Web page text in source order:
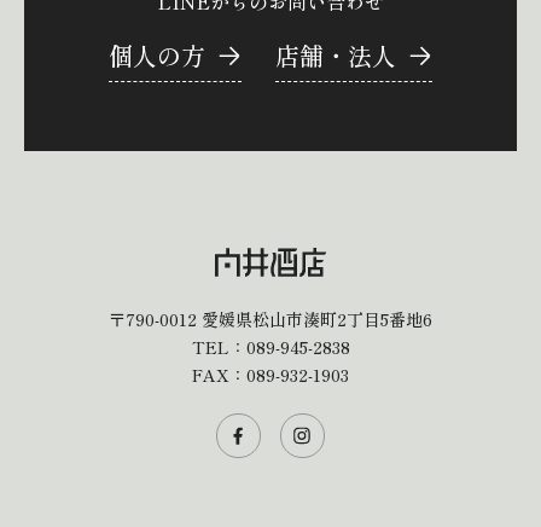
個人の方 店舗・法人
〒790-0012 愛媛県松山市湊町2丁目5番地6
TEL： 089-945-2838
FAX：089-932-1903